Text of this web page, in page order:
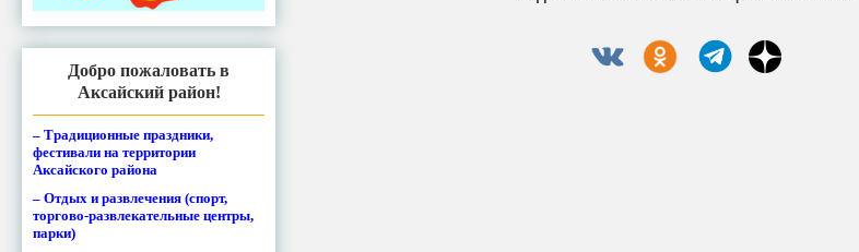
Добро пожаловать в
Аксайский район!
– Традиционные праздники,
фестивали на территории
Аксайского района
– Отдых и развлечения (спорт,
торгово-развлекательные центры,
парки)